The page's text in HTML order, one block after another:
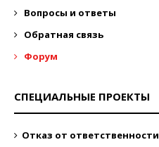
Вопросы и ответы
Обратная связь
Форум
СПЕЦИАЛЬНЫЕ ПРОЕКТЫ
Отказ от ответственности